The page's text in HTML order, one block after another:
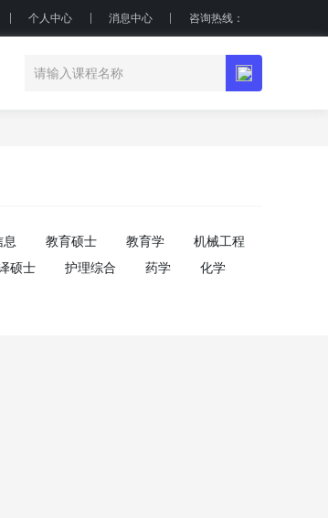
个人中心 消息中心 咨询热线：
息 教育硕士 教育学
机械工程
硕士 护理综合 药学
化学